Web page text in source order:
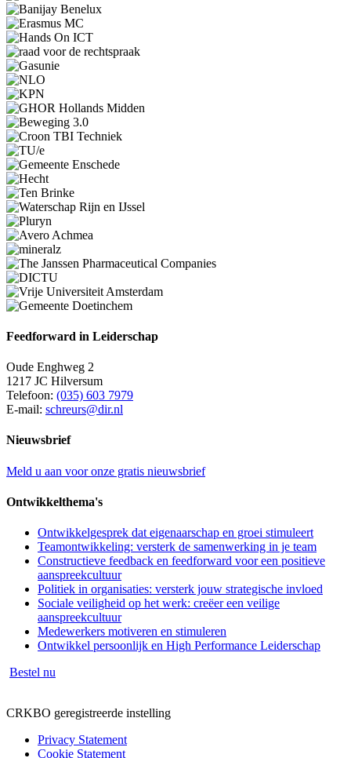
Feedforward in Leiderschap
Oude Enghweg 2
1217 JC Hilversum
Telefoon: (035) 603 7979
E-mail: schreurs@dir.nl
Nieuwsbrief
Meld u aan voor onze gratis nieuwsbrief
Ontwikkelthema's
Ontwikkelgesprek dat eigenaarschap en groei stimuleert
Teamontwikkeling: versterk de samenwerking in je team
Constructieve feedback en feedforward voor een positieve
aanspreekcultuur
Politiek in organisaties: versterk jouw strategische invloed
Sociale veiligheid op het werk: creëer een veilige
aanspreekcultuur
Medewerkers motiveren en stimuleren
Ontwikkel persoonlijk en High Performance Leiderschap
Bestel nu
CRKBO geregistreerde instelling
Privacy Statement
Cookie Statement